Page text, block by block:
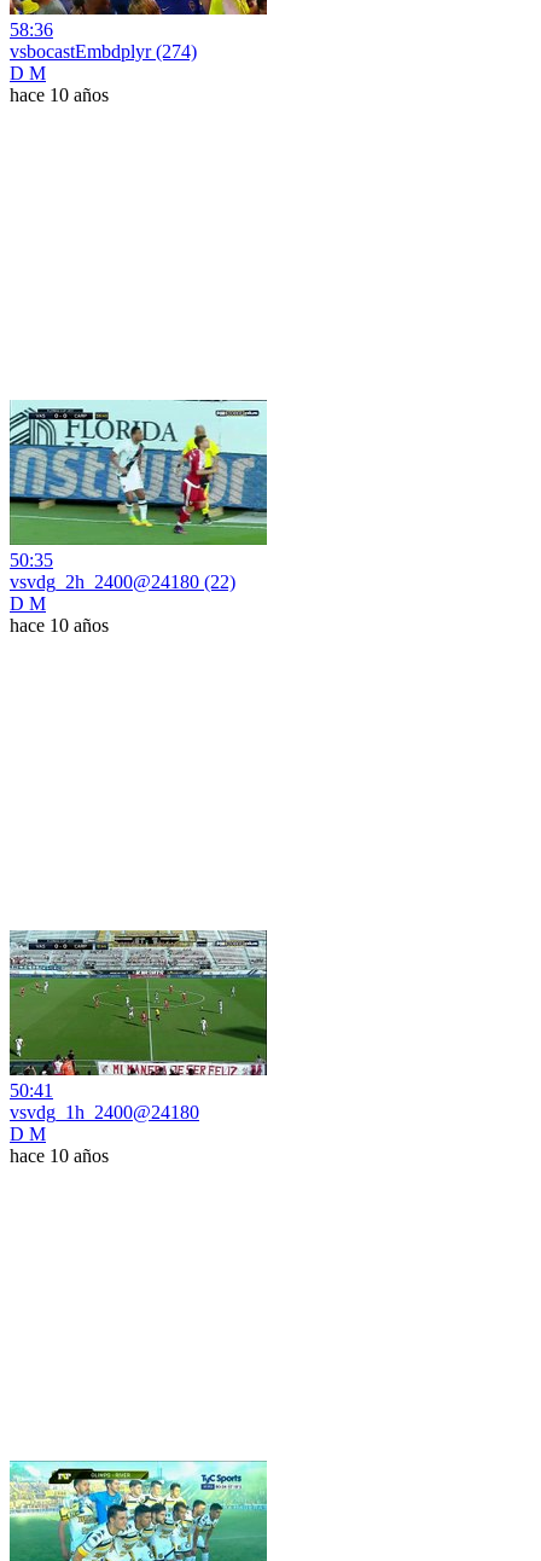
58:36
vsbocastEmbdplyr (274)
D M
hace 10 años
50:35
vsvdg_2h_2400@24180 (22)
D M
hace 10 años
50:41
vsvdg_1h_2400@24180
D M
hace 10 años